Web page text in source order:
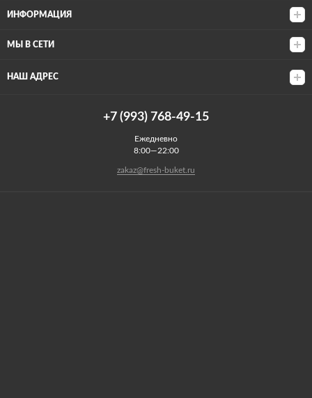
ИНФОРМАЦИЯ
МЫ В СЕТИ
НАШ АДРЕС
+7 (993) 768-49-15
Ежедневно
8:00—22:00
zakaz@fresh-buket.ru